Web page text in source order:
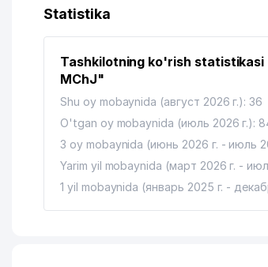
13 MULLAJANOV KAMRONBEK YAKKA
14 DAVR BANK XUSUSIY AKSIYADORLIK
DORI-DARMON AK
HAMJIHAT KOMMUNAL SERVIS UY-
DORI-DARMON MA'LUMOT XIZMATI
DIRECT CONSULTING MChJ
IPAK YO'LI AITB SHAYKHANTAHUR
Statistika
Tashkilotning ko'rish statistikasi
MChJ"
Shu oy mobaynida (август 2026 г.): 36
O'tgan oy mobaynida (июль 2026 г.):
3 oy mobaynida (июнь 2026 г. - июль
Yarim yil mobaynida (март 2026 г. -
1 yil mobaynida (январь 2025 г. -